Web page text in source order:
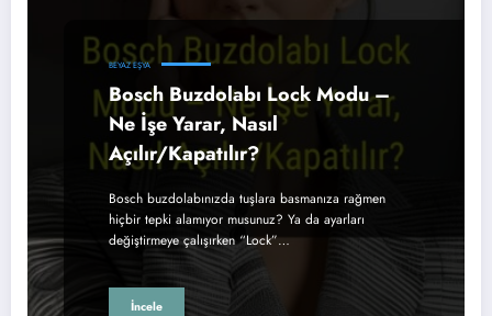
BEYAZ EŞYA
Bosch Buzdolabı Lock Modu –
Ne İşe Yarar, Nasıl
Açılır/Kapatılır?
Bosch buzdolabınızda tuşlara basmanıza rağmen
hiçbir tepki alamıyor musunuz? Ya da ayarları
değiştirmeye çalışırken “Lock”…
İncele